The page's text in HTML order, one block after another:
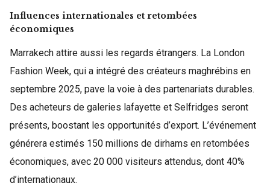
Influences internationales et retombées
économiques
Marrakech attire aussi les regards étrangers. La London
Fashion Week, qui a intégré des créateurs maghrébins en
septembre 2025, pave la voie à des partenariats durables.
Des acheteurs de galeries lafayette et Selfridges seront
présents, boostant les opportunités d’export. L’événement
générera estimés 150 millions de dirhams en retombées
économiques, avec 20 000 visiteurs attendus, dont 40%
d’internationaux.